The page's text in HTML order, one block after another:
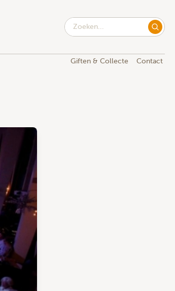
Giften & Collecte Contact